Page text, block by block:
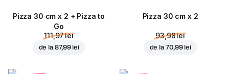
Pizza 30 cm x 2 + Pizza to
Go
111,97 lei
de la 87,99 lei
Pizza 30 cm x 2
93,98 lei
de la 70,99 lei